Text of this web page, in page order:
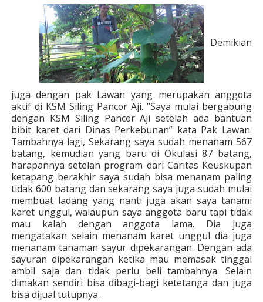
Demikian
juga dengan pak Lawan yang merupakan anggota
aktif di KSM Siling Pancor Aji. “Saya mulai bergabung
dengan KSM Siling Pancor Aji setelah ada bantuan
bibit karet dari Dinas Perkebunan” kata Pak Lawan.
Tambahnya lagi, Sekarang saya sudah menanam 567
batang, kemudian yang baru di Okulasi 87 batang,
harapannya setelah program dari Caritas Keuskupan
ketapang berakhir saya sudah bisa menanam paling
tidak 600 batang dan sekarang saya juga sudah mulai
membuat ladang yang nanti juga akan saya tanami
karet unggul, walaupun saya anggota baru tapi tidak
mau kalah dengan anggota lama. Dia juga
mengatakan selain menanam karet unggul dia juga
menanam tanaman sayur dipekarangan. Dengan ada
sayuran dipekarangan ketika mau memasak tinggal
ambil saja dan tidak perlu beli tambahnya. Selain
dimakan sendiri bisa dibagi-bagi ketetanga dan juga
bisa dijual tutupnya.